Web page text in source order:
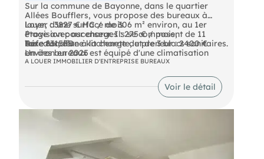
Sur la commune de Bayonne, dans le quartier
Allées Boufflers, vous propose des bureaux à
louer, d'une surface de 306 m² environ, au 1er
étage avec ascenseur. Ils se composent de 11
bureaux, d'une kitchenette, et de 3 blocs sanitaires.
Un des bureaux est équipé d'une climatisation
réversible. Ils bénéficient d'une très belle vue sur
Ils jouissent des services et commodités du
centre-ville.
Chiffres clés :
Loyer : 3827 € HC / mois
Provision pour charges : 275 € / mois,
Taxe foncière à la charge du preneur : 2400 €
environ en 2025
Honoraires en sus : 15 % HT du loyer annuel HT à
Réf : 8315FD
"Les informations sur les risques auxquels ce bien
A LOUER IMMOBILIER D'ENTREPRISE BUREAUX
Voir le détail